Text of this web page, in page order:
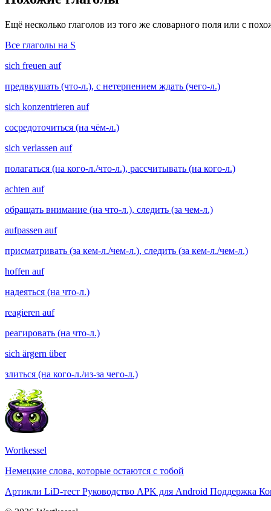
Ещё несколько глаголов из того же словарного поля или с
Все глаголы на S
sich freuen auf
предвкушать (что-л.), с нетерпением ждать (чего-л.)
sich konzentrieren auf
сосредоточиться (на чём-л.)
sich verlassen auf
полагаться (на кого-л./что-л.), рассчитывать (на кого-л.)
achten auf
обращать внимание (на что-л.), следить (за чем-л.)
aufpassen auf
присматривать (за кем-л./чем-л.), следить (за кем-л./чем-л.)
hoffen auf
надеяться (на что-л.)
reagieren auf
реагировать (на что-л.)
sich ärgern über
злиться (на кого-л./из-за чего-л.)
Wortkessel
Немецкие слова, которые остаются с тобой
Артикли LiD-тест Руководство APK для Android Поддержка